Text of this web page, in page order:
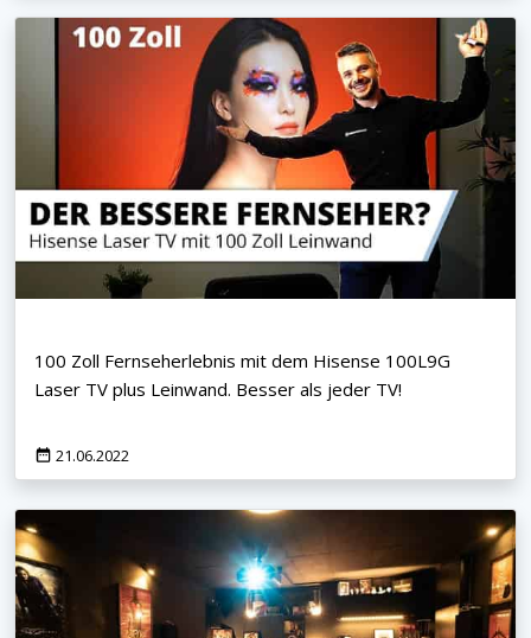
100 Zoll Fernseherlebnis mit dem Hisense 100L9G
Laser TV plus Leinwand. Besser als jeder TV!
21.06.2022